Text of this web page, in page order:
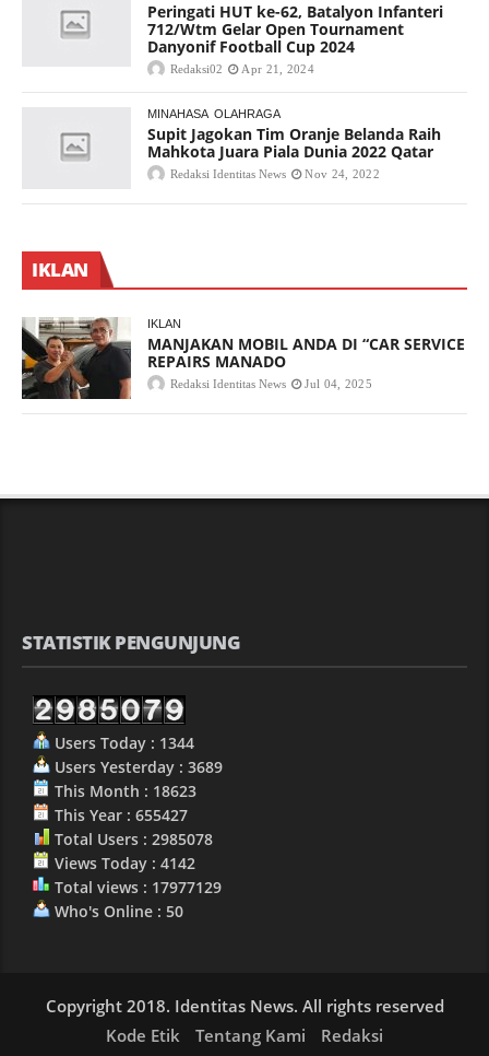
Peringati HUT ke-62, Batalyon Infanteri
712/Wtm Gelar Open Tournament
Danyonif Football Cup 2024
Redaksi02 Apr 21, 2024
MINAHASA OLAHRAGA
Supit Jagokan Tim Oranje Belanda Raih
Mahkota Juara Piala Dunia 2022 Qatar
Redaksi Identitas News Nov 24, 2022
IKLAN
IKLAN
MANJAKAN MOBIL ANDA DI “CAR SERVICE
REPAIRS MANADO
Redaksi Identitas News Jul 04, 2025
STATISTIK PENGUNJUNG
Users Today : 1344
Users Yesterday : 3689
This Month : 18623
This Year : 655427
Total Users : 2985078
Views Today : 4142
Total views : 17977129
Who's Online : 50
Copyright 2018. Identitas News. All rights reserved
Kode Etik
Tentang Kami Redaksi